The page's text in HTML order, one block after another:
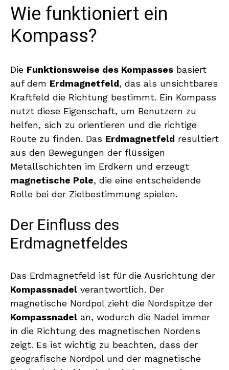
Wie funktioniert ein
Kompass?
Die Funktionsweise des Kompasses basiert
auf dem Erdmagnetfeld, das als unsichtbares
Kraftfeld die Richtung bestimmt. Ein Kompass
nutzt diese Eigenschaft, um Benutzern zu
helfen, sich zu orientieren und die richtige
Route zu finden. Das Erdmagnetfeld resultiert
aus den Bewegungen der flüssigen
Metallschichten im Erdkern und erzeugt
magnetische Pole, die eine entscheidende
Rolle bei der Zielbestimmung spielen.
Der Einfluss des
Erdmagnetfeldes
Das Erdmagnetfeld ist für die Ausrichtung der
Kompassnadel verantwortlich. Der
magnetische Nordpol zieht die Nordspitze der
Kompassnadel an, wodurch die Nadel immer
in die Richtung des magnetischen Nordens
zeigt. Es ist wichtig zu beachten, dass der
geografische Nordpol und der magnetische